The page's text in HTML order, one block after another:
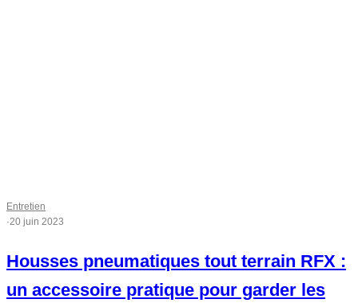
Entretien
·20 juin 2023
Housses pneumatiques tout terrain RFX :
un accessoire pratique pour garder les